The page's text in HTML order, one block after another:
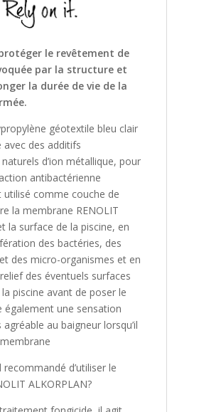
le revêtement de
par la structure et
la durée de vie de la
géotextile bleu clair
avec des additifs
d’ion métallique, pour
antibactérienne
utilisé comme couche de
la membrane RENOLIT
la surface de la piscine, en
des bactéries, des
des micro-organismes et en
des éventuels surfaces
piscine avant de poser le
également une sensation
au baigneur lorsqu’il
d’utiliser le
ALKORPLAN?